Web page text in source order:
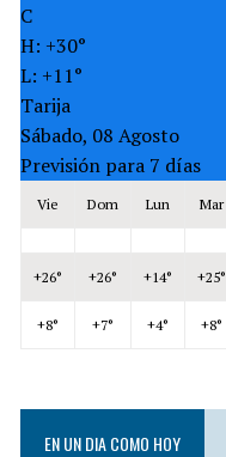
C
H: +30°
L: +11°
Tarija
Sábado, 08 Agosto
Previsión para 7 días
Vie Dom Lun Mar
+26° +26° +14° +25°
+8° +7° +4° +8°
EN UN DIA COMO HOY